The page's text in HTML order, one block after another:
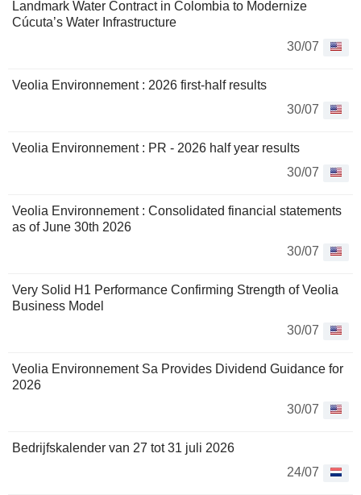
Landmark Water Contract in Colombia to Modernize
Cúcuta’s Water Infrastructure
30/07
Veolia Environnement : 2026 first-half results
30/07
Veolia Environnement : PR - 2026 half year results
30/07
Veolia Environnement : Consolidated financial statements
as of June 30th 2026
30/07
Very Solid H1 Performance Confirming Strength of Veolia
Business Model
30/07
Veolia Environnement Sa Provides Dividend Guidance for
2026
30/07
Bedrijfskalender van 27 tot 31 juli 2026
24/07